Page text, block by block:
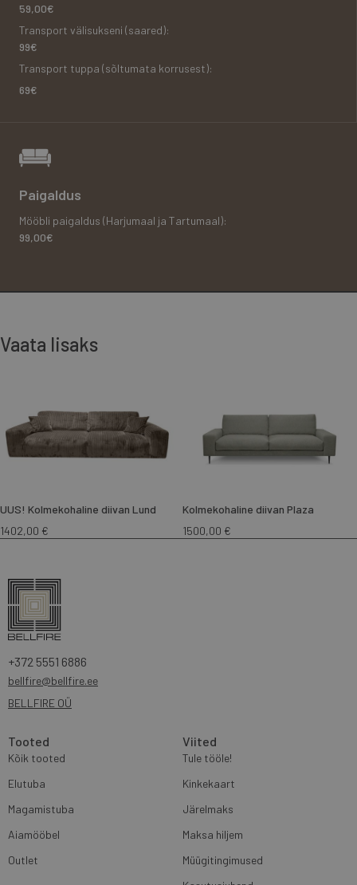
59,00€
Transport välisukseni (saared):
99€
Transport tuppa (sõltumata korrusest):
69€
Paigaldus
Mööbli paigaldus (Harjumaal ja Tartumaal):
99,00€
Vaata lisaks
UUS! Kolmekohaline diivan Lund
1402,00 €
Kolmekohaline diivan Plaza
1500,00 €
+372 5551 6886
bellfire@bellfire.ee
BELLFIRE OÜ
Tooted
Kõik tooted
Elutuba
Magamistuba
Aiamööbel
Outlet
Viited
Tule tööle!
Kinkekaart
Järelmaks
Maksa hiljem
Müügitingimused